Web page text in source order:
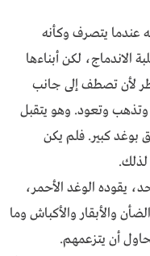
عندما يتصرف وكأنه
لكن أبناءها
لأن تصطف إلى جانب
وتذهب وتعود. وهو يتقبل
بوغد كبير. فلم يكن
لذلك.
يقوده الوغد الأحمر،
والأبقار والأكباش وما
أن يتزعمهم.